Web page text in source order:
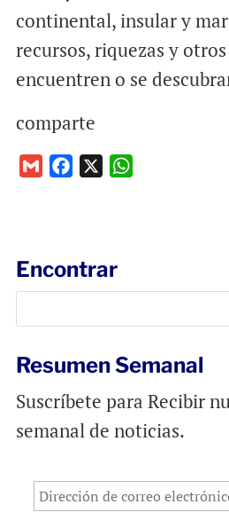
continental, insular y
recursos, riquezas y
encuentren o se
comparte
o
k
p
Encontrar
Resumen Semanal
Suscríbete para Recibir
semanal de noticias.